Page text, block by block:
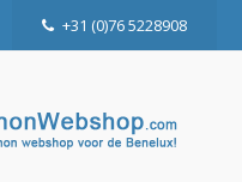
+31 (0)76 5228908